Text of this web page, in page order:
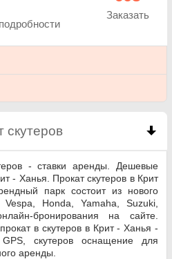
Заказать
скутеров click to collapse
- ставки аренды. Дешевые
- Ханья. Прокат скутеров в Крит
парк состоит из нового
Honda, Yamaha, Suzuki,
бронирования на сайте.
в скутеров в Крит - Ханья -
скутеров оснащение для
аренды.